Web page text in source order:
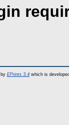
EPrints 3.4 which is